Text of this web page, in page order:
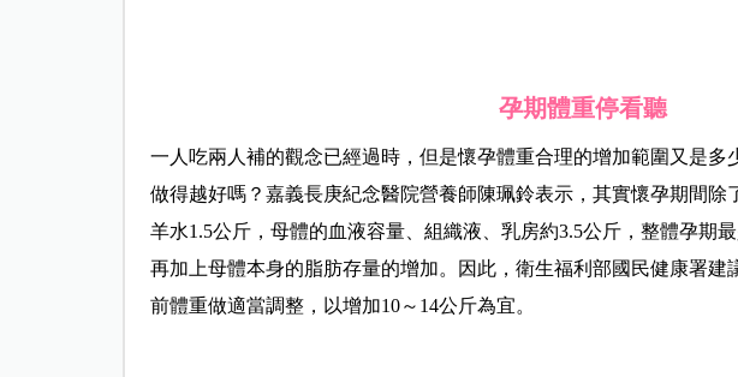
孕期體重停看聽
一人吃兩人補的觀念已經過時，但是懷孕體重合理的增加範圍又是多
做得越好嗎？嘉義長庚紀念醫院營養師陳珮鈴表示，其實懷孕期間除
羊水1.5公斤，母體的血液容量、組織液、乳房約3.5公斤，整體孕期
再加上母體本身的脂肪存量的增加。因此，衛生福利部國民健康署建
前體重做適當調整，以增加10～14公斤為宜。